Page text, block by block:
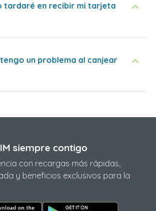
tardaré en recibir mi tarjeta
un problema al canjear
siempre contigo
con recargas más rápidas,
y beneficios exclusivos para la